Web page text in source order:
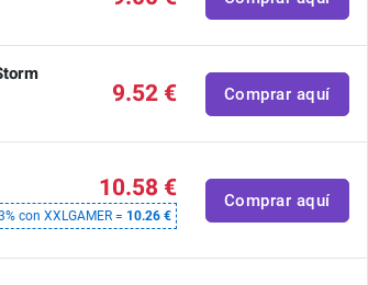
9.52 € Comprar aquí
10.58 €
con XXLGAMER = 10.26 €
Comprar aquí